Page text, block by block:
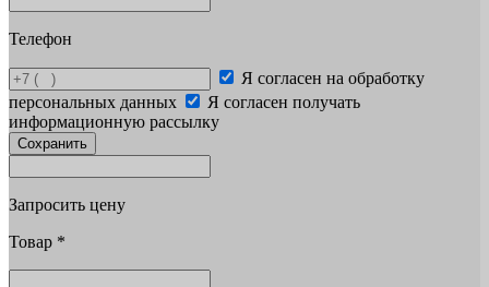
Телефон
Я согласен на обработку
персональных данных
Я согласен получать
информационную рассылку
Сохранить
Запросить цену
Товар *